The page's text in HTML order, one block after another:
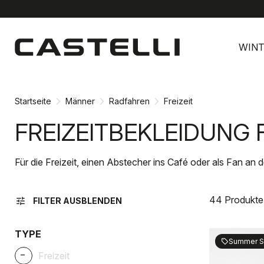
Inhalt
springen
Navigation
springen
Startseite Männer Radfahren Freizeit
FREIZEITBEKLEIDUNG
Für die Freizeit, einen Abstecher ins Café oder als Fan an
tune FILTER AUSBLENDEN 44
TYPE
_
Freizeit
sellSummer